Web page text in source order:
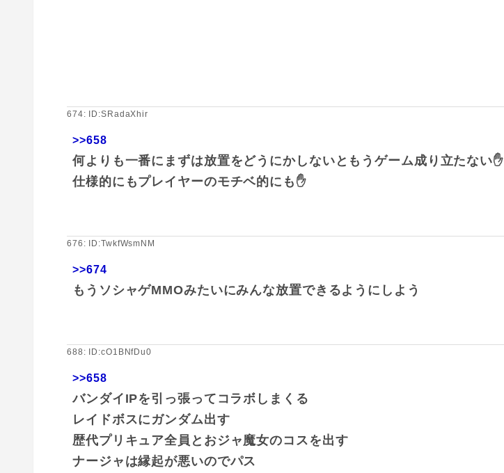
674: ID:SRadaXhir
>>658
何よりも一番にまずは放置をどうにかしないともうゲーム成り立たない✋
仕様的にもプレイヤーのモチベ的にも✋
676: ID:TwkfWsmNM
>>674
もうソシャゲMMOみたいにみんな放置できるようにしよう
688: ID:cO1BNfDu0
>>658
バンダイIPを引っ張ってコラボしまくる
レイドボスにガンダム出す
歴代プリキュア全員とおジャ魔女のコスを出す
ナージャは縁起が悪いのでパス